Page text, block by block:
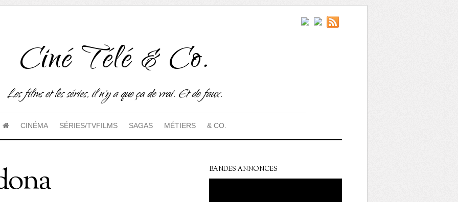
Ciné Télé & Co.
Les films et les séries, il n'y a que ça de vrai. Et de faux.
CINÉMA SÉRIES/TVFILMS SAGAS MÉTIERS & CO.
BANDES ANNONCES